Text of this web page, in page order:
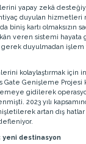
yapay zekâ
duyulan hizmetleri
biniş kartı olmaksızın
veren sistemi
duyulmadan işlem
kolaylaştırmak için
Gate Genişleme Projesi
gidilerek
2023 yılı
artan dış hatlar
yeni destinasyon